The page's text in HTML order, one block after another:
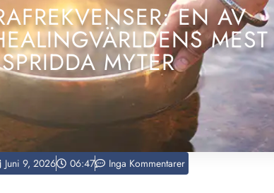
EN AV
MEST
SPRIDDA MYTER
Juni 9, 2026 06:47 Inga Kommentarer